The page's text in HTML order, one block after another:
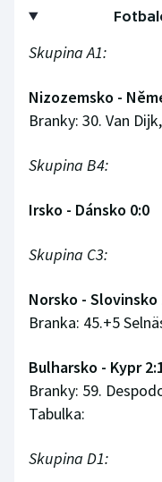
Stolní tenis
Triatlon
Veslování
Skupina A1:
Nizozemsko -
Branky: 30. Van
Skupina B4:
Irsko - Dánsko 0:0
Skupina C3:
Norsko - Slovinsko
Branka: 45.+5
Bulharsko - Kypr
Branky: 59.
Tabulka:
Skupina D1: